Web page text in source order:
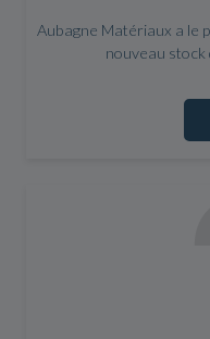
Aubagne Matériaux a le
nouveau stock